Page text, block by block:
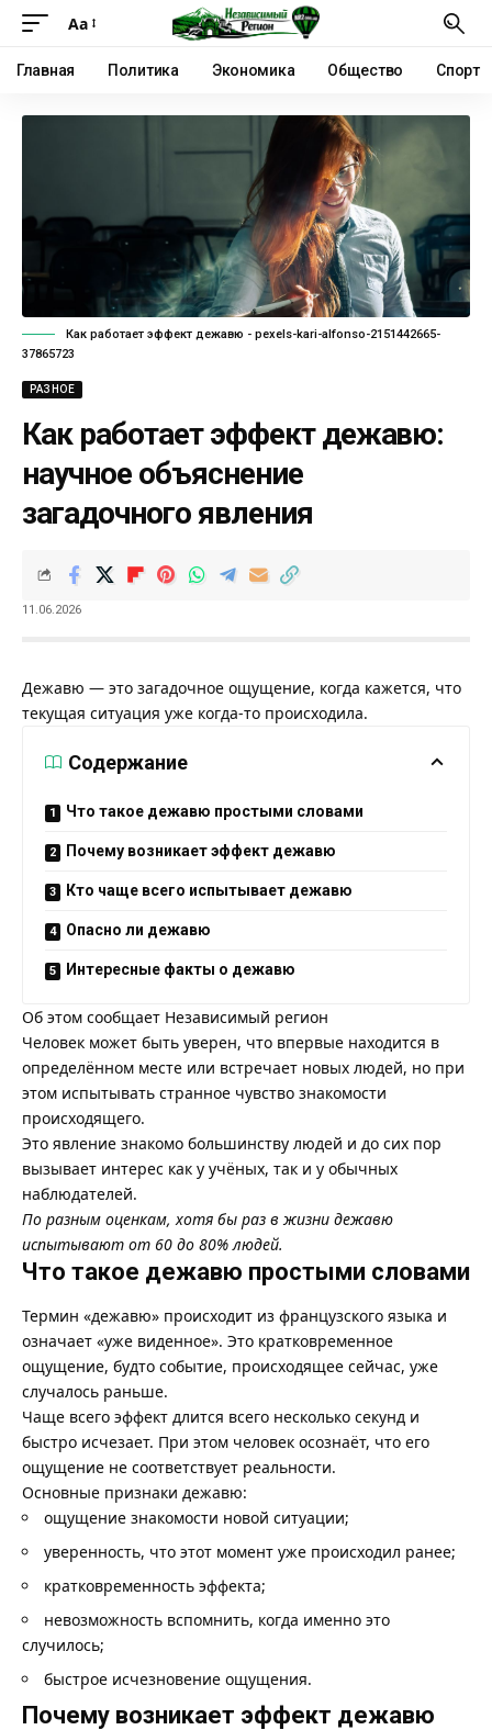
Аа
Главная Политика Экономика Общество Спорт
Как работает эффект дежавю - pexels-kari-alfonso-2151442665-
37865723
РАЗНОЕ
Как работает эффект дежавю:
научное объяснение
загадочного явления
11.06.2026
Дежавю — это загадочное ощущение, когда кажется, что
текущая ситуация уже когда-то происходила.
Содержание
Что такое дежавю простыми словами
Почему возникает эффект дежавю
Кто чаще всего испытывает дежавю
Опасно ли дежавю
Интересные факты о дежавю
Об этом сообщает Независимый регион
Человек может быть уверен, что впервые находится в
определённом месте или встречает новых людей, но при
этом испытывать странное чувство знакомости
происходящего.
Это явление знакомо большинству людей и до сих пор
вызывает интерес как у учёных, так и у обычных
наблюдателей.
По разным оценкам, хотя бы раз в жизни дежавю
испытывают от 60 до 80% людей.
Что такое дежавю простыми словами
Термин «дежавю» происходит из французского языка и
означает «уже виденное». Это кратковременное
ощущение, будто событие, происходящее сейчас, уже
случалось раньше.
Чаще всего эффект длится всего несколько секунд и
быстро исчезает. При этом человек осознаёт, что его
ощущение не соответствует реальности.
Основные признаки дежавю:
ощущение знакомости новой ситуации;
уверенность, что этот момент уже происходил ранее;
кратковременность эффекта;
невозможность вспомнить, когда именно это
случилось;
быстрое исчезновение ощущения.
Почему возникает эффект дежавю